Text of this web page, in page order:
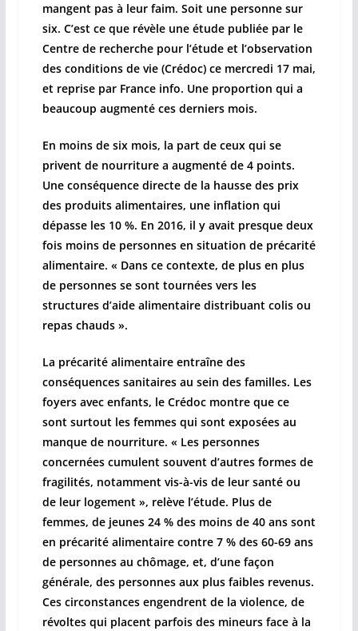
mangent pas à leur faim. Soit une personne sur
six. C’est ce que révèle une étude publiée par le
Centre de recherche pour l’étude et l’observation
des conditions de vie (Crédoc) ce mercredi 17 mai,
et reprise par France info. Une proportion qui a
beaucoup augmenté ces derniers mois.
En moins de six mois, la part de ceux qui se
privent de nourriture a augmenté de 4 points.
Une conséquence directe de la hausse des prix
des produits alimentaires, une inflation qui
dépasse les 10 %. En 2016, il y avait presque deux
fois moins de personnes en situation de précarité
alimentaire. « Dans ce contexte, de plus en plus
de personnes se sont tournées vers les
structures d’aide alimentaire distribuant colis ou
repas chauds ».
La précarité alimentaire entraîne des
conséquences sanitaires au sein des familles. Les
foyers avec enfants, le Crédoc montre que ce
sont surtout les femmes qui sont exposées au
manque de nourriture. « Les personnes
concernées cumulent souvent d’autres formes de
fragilités, notamment vis-à-vis de leur santé ou
de leur logement », relève l’étude. Plus de
femmes, de jeunes 24 % des moins de 40 ans sont
en précarité alimentaire contre 7 % des 60-69 ans
de personnes au chômage, et, d’une façon
générale, des personnes aux plus faibles revenus.
Ces circonstances engendrent de la violence, de
révoltes qui placent parfois des mineurs face à la